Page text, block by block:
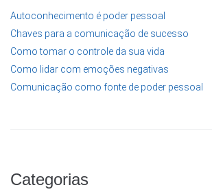
Autoconhecimento é poder pessoal
Chaves para a comunicação de sucesso
Como tomar o controle da sua vida
Como lidar com emoções negativas
Comunicação como fonte de poder pessoal
Categorias